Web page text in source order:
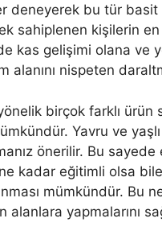
deneyerek bu tür basit
sahiplenen kişilerin en
kas gelişimi olana ve
nispeten
birçok farklı ürün
Yavru ve
önerilir. Bu
kadar eğitimli olsa
mümkündür. Bu
yapmalarını